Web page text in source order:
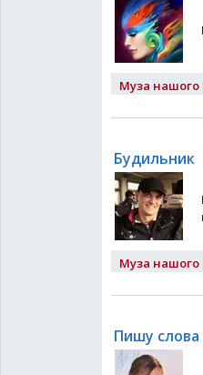
Муза нашого
Будильник
Муза нашого
Пишу слова